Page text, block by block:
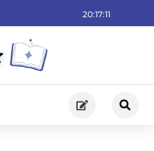
20:17:13